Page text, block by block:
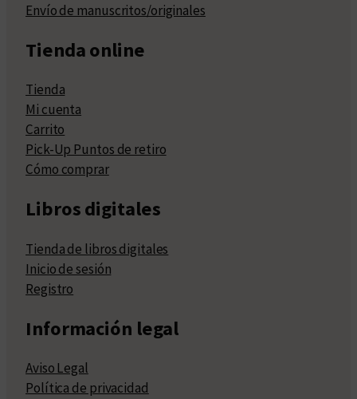
Envío de manuscritos/originales
Tienda online
Tienda
Mi cuenta
Carrito
Pick-Up Puntos de retiro
Cómo comprar
Libros digitales
Tienda de libros digitales
Inicio de sesión
Registro
Información legal
Aviso Legal
Política de privacidad